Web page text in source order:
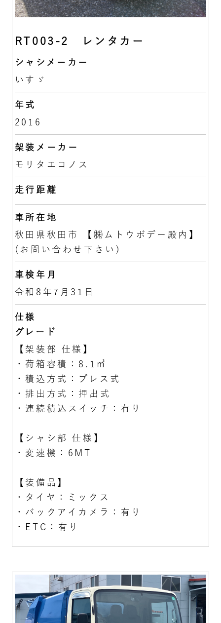
RT003-2 レンタカー
シャシメーカー
いすゞ
年式
2016
架装メーカー
モリタエコノス
走行距離
車所在地
秋田県秋田市 【㈱ムトウボデー殿内】
(お問い合わせ下さい)
車検年月
令和8年7月31日
仕様
グレード
【架装部 仕様】
・荷箱容積：8.1㎥
・積込方式：プレス式
・排出方式：押出式
・連続積込スイッチ：有り
【シャシ部 仕様】
・変速機：6MT
【装備品】
・タイヤ：ミックス
・バックアイカメラ：有り
・ETC：有り